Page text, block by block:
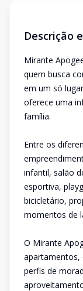
Descrição
Mirante
quem busca
em um só
oferece uma
família.
Entre os
infantil, salão
esportiva,
bicicletário,
momentos de
O Mirante
apartamentos,
perfis de